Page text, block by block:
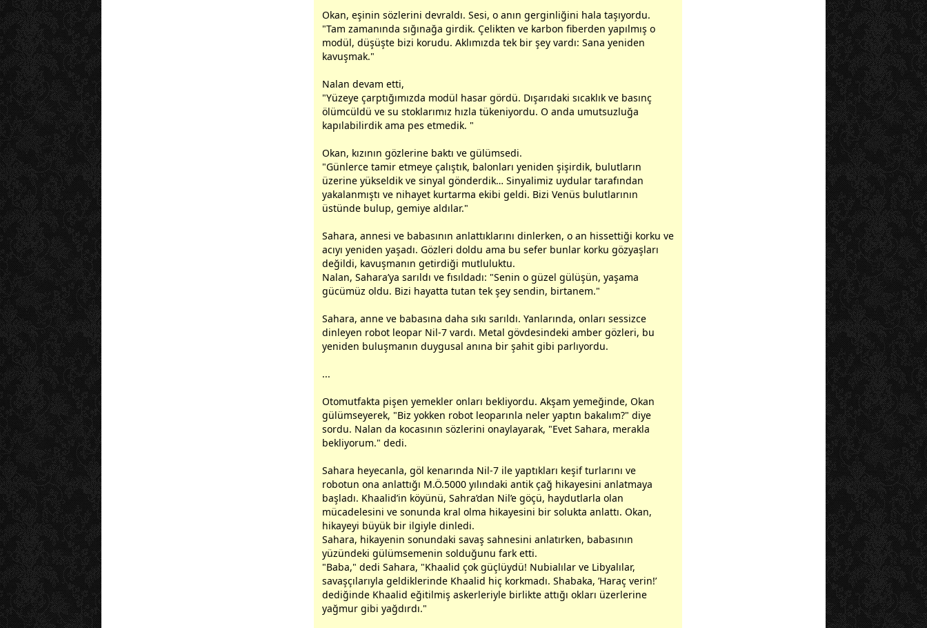
Okan, eşinin sözlerini devraldı. Sesi, o anın gerginliğini hala taşıyordu.
"Tam zamanında sığınağa girdik. Çelikten ve karbon fiberden yapılmış o
modül, düşüşte bizi korudu. Aklımızda tek bir şey vardı: Sana yeniden
kavuşmak."
Nalan devam etti,
"Yüzeye çarptığımızda modül hasar gördü. Dışarıdaki sıcaklık ve basınç
ölümcüldü ve su stoklarımız hızla tükeniyordu. O anda umutsuzluğa
kapılabilirdik ama pes etmedik. "
Okan, kızının gözlerine baktı ve gülümsedi.
"Günlerce tamir etmeye çalıştık, balonları yeniden şişirdik, bulutların
üzerine yükseldik ve sinyal gönderdik… Sinyalimiz uydular tarafından
yakalanmıştı ve nihayet kurtarma ekibi geldi. Bizi Venüs bulutlarının
üstünde bulup, gemiye aldılar."
Sahara, annesi ve babasının anlattıklarını dinlerken, o an hissettiği korku ve
acıyı yeniden yaşadı. Gözleri doldu ama bu sefer bunlar korku gözyaşları
değildi, kavuşmanın getirdiği mutluluktu.
Nalan, Sahara’ya sarıldı ve fısıldadı: "Senin o güzel gülüşün, yaşama
gücümüz oldu. Bizi hayatta tutan tek şey sendin, birtanem."
Sahara, anne ve babasına daha sıkı sarıldı. Yanlarında, onları sessizce
dinleyen robot leopar Nil-7 vardı. Metal gövdesindeki amber gözleri, bu
yeniden buluşmanın duygusal anına bir şahit gibi parlıyordu.
...
Otomutfakta pişen yemekler onları bekliyordu. Akşam yemeğinde, Okan
gülümseyerek, "Biz yokken robot leoparınla neler yaptın bakalım?" diye
sordu. Nalan da kocasının sözlerini onaylayarak, "Evet Sahara, merakla
bekliyorum." dedi.
Sahara heyecanla, göl kenarında Nil-7 ile yaptıkları keşif turlarını ve
robotun ona anlattığı M.Ö.5000 yılındaki antik çağ hikayesini anlatmaya
başladı. Khaalid’in köyünü, Sahra’dan Nil’e göçü, haydutlarla olan
mücadelesini ve sonunda kral olma hikayesini bir solukta anlattı. Okan,
hikayeyi büyük bir ilgiyle dinledi.
Sahara, hikayenin sonundaki savaş sahnesini anlatırken, babasının
yüzündeki gülümsemenin solduğunu fark etti.
"Baba," dedi Sahara, "Khaalid çok güçlüydü! Nubialılar ve Libyalılar,
savaşçılarıyla geldiklerinde Khaalid hiç korkmadı. Shabaka, ’Haraç verin!’
dediğinde Khaalid eğitilmiş askerleriyle birlikte attığı okları üzerlerine
yağmur gibi yağdırdı."